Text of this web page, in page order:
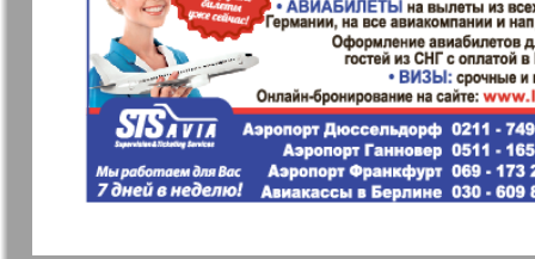
здоровья
Наша марка Наше
Объектив EU Остров